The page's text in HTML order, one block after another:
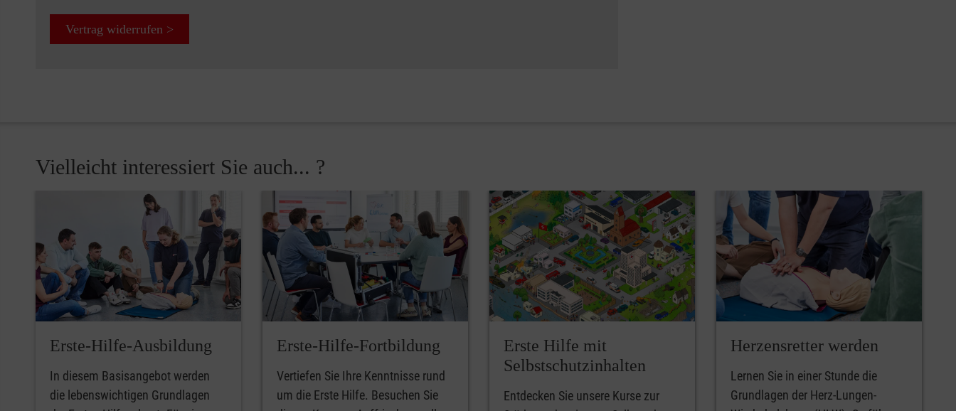
Vertrag widerrufen >
Vielleicht interessiert Sie auch... ?
Erste-Hilfe-Ausbildung
In diesem Basisangebot werden
die lebenswichtigen Grundlagen
Erste-Hilfe-Fortbildung
Vertiefen Sie Ihre Kenntnisse rund
um die Erste Hilfe. Besuchen Sie
Erste Hilfe mit
Selbstschutzinhalten
Entdecken Sie unsere Kurse zur
Herzensretter werden
Lernen Sie in einer Stunde die
Grundlagen der Herz-Lungen-